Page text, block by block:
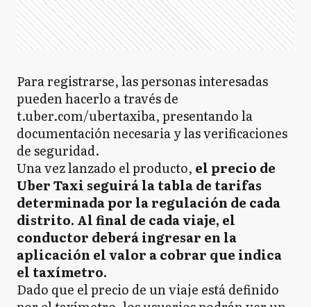
Para registrarse, las personas interesadas
pueden hacerlo a través de
t.uber.com/ubertaxiba, presentando la
documentación necesaria y las verificaciones
de seguridad.
Una vez lanzado el producto, el precio de
Uber Taxi seguirá la tabla de tarifas
determinada por la regulación de cada
distrito. Al final de cada viaje, el
conductor deberá ingresar en la
aplicación el valor a cobrar que indica
el taxímetro.
Dado que el precio de un viaje está definido